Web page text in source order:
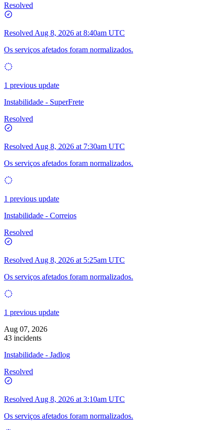
Resolved
Resolved Aug 8, 2026 at 8:40am UTC
Os serviços afetados foram normalizados.
1 previous update
Instabilidade - SuperFrete
Resolved
Resolved Aug 8, 2026 at 7:30am UTC
Os serviços afetados foram normalizados.
1 previous update
Instabilidade - Correios
Resolved
Resolved Aug 8, 2026 at 5:25am UTC
Os serviços afetados foram normalizados.
1 previous update
Aug 07, 2026
43 incidents
Instabilidade - Jadlog
Resolved
Resolved Aug 8, 2026 at 3:10am UTC
Os serviços afetados foram normalizados.